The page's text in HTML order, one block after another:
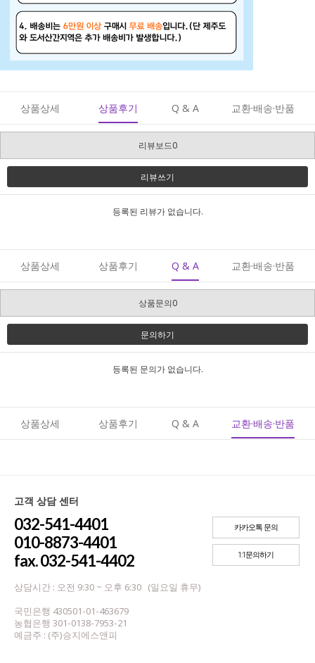
상품상세 상품후기 Q & A 교환·배송·반품
리뷰보드0
리뷰쓰기
등록된 리뷰가 없습니다.
상품상세 상품후기 Q & A 교환·배송·반품
상품문의0
문의하기
등록된 문의가 없습니다.
상품상세 상품후기 Q & A 교환·배송·반품
고객 상담 센터
032-541-4401
010-8873-4401
fax. 032-541-4402
상담시간 : 오전 9:30 ~ 오후 6:30 (일요일 휴무)
국민은행 430501-01-463679
농협은행 301-0138-7953-21
예금주 : (주)승지에스앤피
카카오톡 문의
1:1문의하기